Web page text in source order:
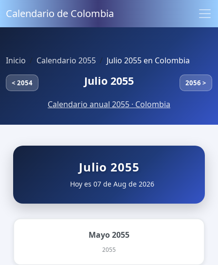
Calendario de Colombia
Inicio Calendario 2055 Julio 2055 en Colombia
< 2054 Julio 2055 2056 >
Calendario anual 2055 · Colombia
Julio 2055
Hoy es 07 de Aug de 2026
Mayo 2055
2055